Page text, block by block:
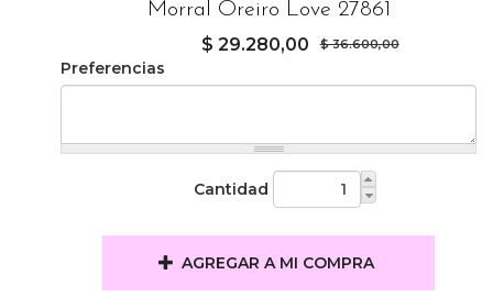
Morral Oreiro Love 27861
$ 36.600,00
$ 29.280,00
Preferencias
Cantidad
AGREGAR A MI COMPRA